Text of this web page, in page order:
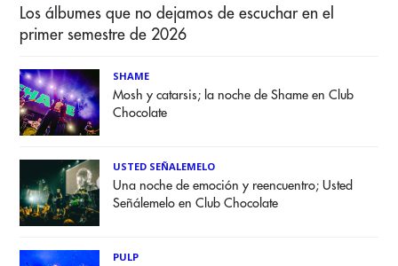
Los álbumes que no dejamos de escuchar en el
primer semestre de 2026
SHAME
Mosh y catarsis; la noche de Shame en Club
Chocolate
USTED SEÑALEMELO
Una noche de emoción y reencuentro; Usted
Señálemelo en Club Chocolate
PULP